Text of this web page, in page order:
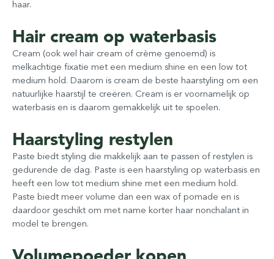
haar.
Hair cream op waterbasis
Cream (ook wel hair cream of crème genoemd) is
melkachtige fixatie met een medium shine en een low tot
medium hold. Daarom is cream de beste haarstyling om een
natuurlijke haarstijl te creëren. Cream is er voornamelijk op
waterbasis en is daarom gemakkelijk uit te spoelen.
Haarstyling restylen
Paste biedt styling die makkelijk aan te passen of restylen is
gedurende de dag. Paste is een haarstyling op waterbasis en
heeft een low tot medium shine met een medium hold.
Paste biedt meer volume dan een wax of pomade en is
daardoor geschikt om met name korter haar nonchalant in
model te brengen.